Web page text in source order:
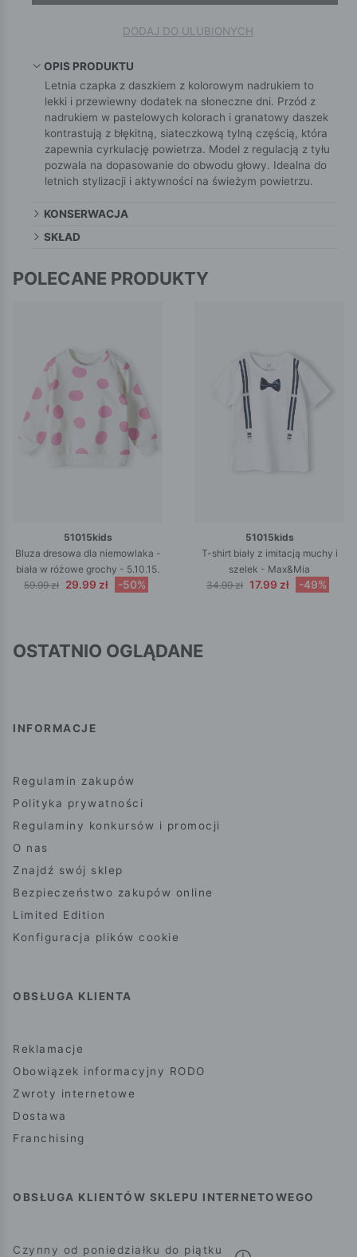
DODAJ DO ULUBIONYCH
OPIS PRODUKTU
Letnia czapka z daszkiem z kolorowym nadrukiem to
lekki i przewiewny dodatek na słoneczne dni. Przód z
nadrukiem w pastelowych kolorach i granatowy daszek
kontrastują z błękitną, siateczkową tylną częścią, która
zapewnia cyrkulację powietrza. Model z regulacją z tyłu
pozwala na dopasowanie do obwodu głowy. Idealna do
letnich stylizacji i aktywności na świeżym powietrzu.
KONSERWACJA
SKŁAD
POLECANE PRODUKTY
51015kids
Bluza dresowa dla niemowlaka -
biała w różowe grochy - 5.10.15.
59.99 zł 29.99 zł -50%
51015kids
T-shirt biały z imitacją muchy i
szelek - Max&Mia
34.99 zł 17.99 zł -49%
OSTATNIO OGLĄDANE
INFORMACJE
Regulamin zakupów
Polityka prywatności
Regulaminy konkursów i promocji
O nas
Znajdź swój sklep
Bezpieczeństwo zakupów online
Limited Edition
Konfiguracja plików cookie
OBSŁUGA KLIENTA
Reklamacje
Obowiązek informacyjny RODO
Zwroty internetowe
Dostawa
Franchising
OBSŁUGA KLIENTÓW SKLEPU INTERNETOWEGO
Czynny od poniedziałku do piątku